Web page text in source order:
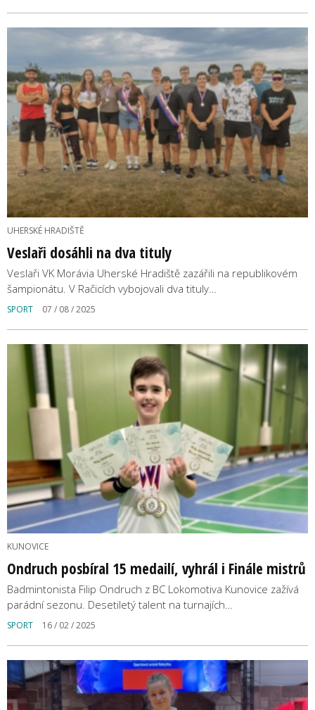
UHERSKÉ HRADIŠTĚ
Veslaři dosáhli na dva tituly
Veslaři VK Morávia Uherské Hradiště zazářili na republikovém
šampionátu. V Račicích vybojovali dva tituly…
SPORT 07 / 08 / 2025
KUNOVICE
Ondruch posbíral 15 medailí, vyhrál i Finále mistrů
Badmintonista Filip Ondruch z BC Lokomotiva Kunovice zažívá
parádní sezonu. Desetiletý talent na turnajích…
SPORT 16 / 02 / 2025